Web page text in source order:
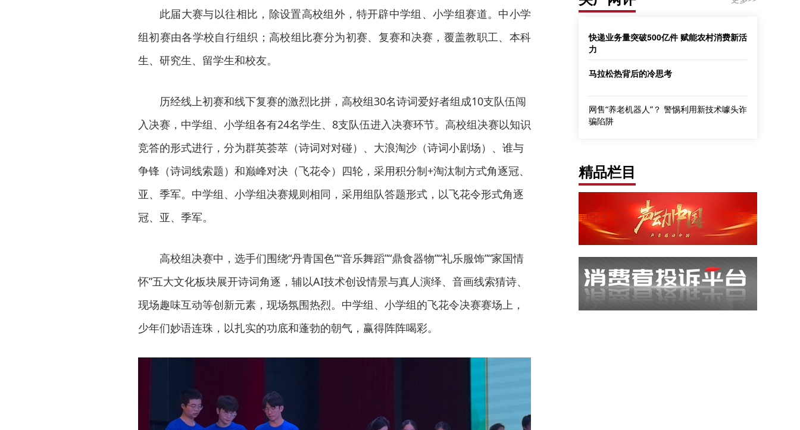
此届大赛与以往相比，除设置高校组外，特开辟中学组、小学组赛道。中小学
组初赛由各学校自行组织；高校组比赛分为初赛、复赛和决赛，覆盖教职工、本科
生、研究生、留学生和校友。
历经线上初赛和线下复赛的激烈比拼，高校组30名诗词爱好者组成10支队伍闯
入决赛，中学组、小学组各有24名学生、8支队伍进入决赛环节。高校组决赛以知识
竞答的形式进行，分为群英荟萃（诗词对对碰）、大浪淘沙（诗词小剧场）、谁与
争锋（诗词线索题）和巅峰对决（飞花令）四轮，采用积分制+淘汰制方式角逐冠、
亚、季军。中学组、小学组决赛规则相同，采用组队答题形式，以飞花令形式角逐
冠、亚、季军。
高校组决赛中，选手们围绕“丹青国色”“音乐舞蹈”“鼎食器物”“礼乐服饰”“家国情
怀”五大文化板块展开诗词角逐，辅以AI技术创设情景与真人演绎、音画线索猜诗、
现场趣味互动等创新元素，现场氛围热烈。中学组、小学组的飞花令决赛赛场上，
少年们妙语连珠，以扎实的功底和蓬勃的朝气，赢得阵阵喝彩。
快递业务量突破500亿件 赋能农村消费新活
力
马拉松热背后的冷思考
网售“养老机器人”？ 警惕利用新技术噱头诈
骗陷阱
精品栏目